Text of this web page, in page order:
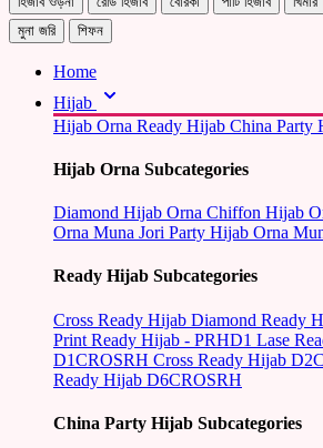
মুনা জরি
শিফন
Home
Hijab
Hijab Orna Ready Hijab China Party
Hijab Orna Subcategories
Diamond Hijab Orna Chiffon Hijab
Orna Muna Jori Party Hijab Orna
Ready Hijab Subcategories
Cross Ready Hijab Diamond Ready
Print Ready Hijab - PRHD1 Lase
D1CROSRH Cross Ready Hijab
Ready Hijab D6CROSRH
China Party Hijab Subcategories